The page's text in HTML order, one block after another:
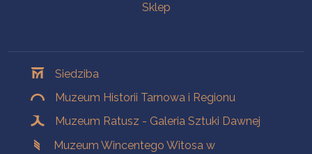
Sklep
Siedziba
Muzeum Historii Tarnowa i Regionu
Muzeum Ratusz - Galeria Sztuki Dawnej
Muzeum Wincentego Witosa w